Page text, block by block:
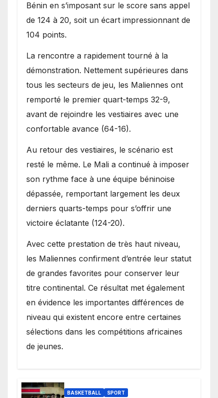
Bénin en s’imposant sur le score sans appel
de 124 à 20, soit un écart impressionnant de
104 points.
La rencontre a rapidement tourné à la
démonstration. Nettement supérieures dans
tous les secteurs de jeu, les Maliennes ont
remporté le premier quart-temps 32-9,
avant de rejoindre les vestiaires avec une
confortable avance (64-16).
Au retour des vestiaires, le scénario est
resté le même. Le Mali a continué à imposer
son rythme face à une équipe béninoise
dépassée, remportant largement les deux
derniers quarts-temps pour s’offrir une
victoire éclatante (124-20).
Avec cette prestation de très haut niveau,
les Maliennes confirment d’entrée leur statut
de grandes favorites pour conserver leur
titre continental. Ce résultat met également
en évidence les importantes différences de
niveau qui existent encore entre certaines
sélections dans les compétitions africaines
de jeunes.
BASKETBALL SPORT